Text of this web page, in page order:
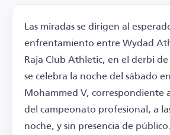
Las miradas se dirigen al
enfrentamiento entre Wydad
Raja Club Athletic, en el derbi
se celebra la noche del sábado
Mohammed V, correspondiente
del campeonato profesional, a
noche, y sin presencia de público.